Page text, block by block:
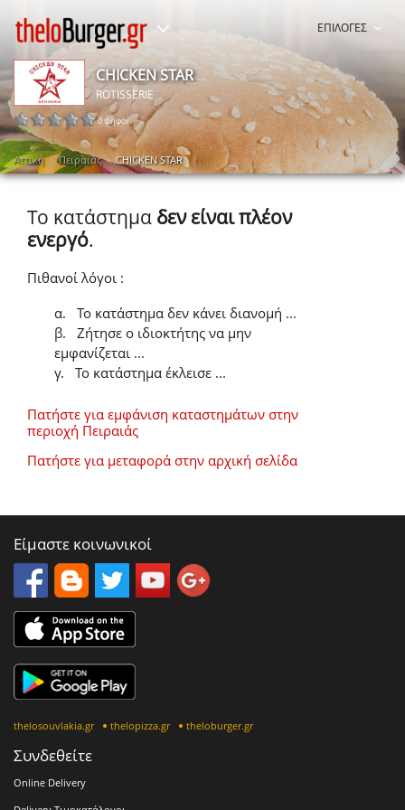
ΕΠΙΛΟΓΕΣ
CHICKEN STAR
ROTISSERIE
0 ψήφοι
Αττική Πειραιάς CHICKEN STAR
Το κατάστημα δεν είναι πλέον
ενεργό.
Πιθανοί λόγοι :
α.
Το κατάστημα δεν κάνει διανομή ...
β.
Ζήτησε ο ιδιοκτήτης να μην
εμφανίζεται ...
γ.
Το κατάστημα έκλεισε ...
Πατήστε για εμφάνιση καταστημάτων στην
περιοχή Πειραιάς
Πατήστε για μεταφορά στην αρχική σελίδα
Είμαστε κοινωνικοί
thelosouvlakia.gr thelopizza.gr theloburger.gr
Συνδεθείτε
Online Delivery